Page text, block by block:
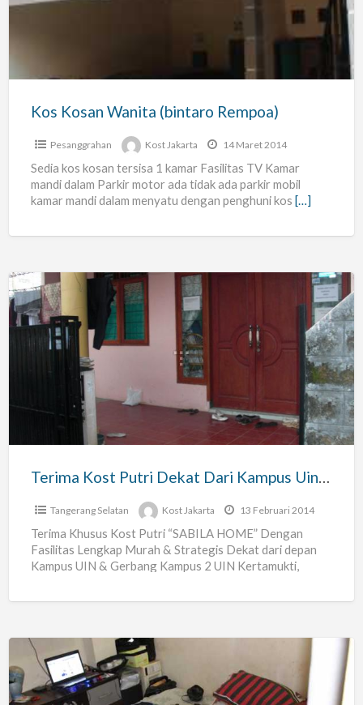
(bintaro
Kos Kosan Wanita (bintaro Rempoa)
Pesanggrahan Kost Jakarta 14 Maret 2014
Sedia kos kosan tersisa 1 kamar Fasilitas TV Kamar
mandi dalam Parkir motor ada tidak ada parkir mobil
kamar mandi dalam menyatu dengan penghuni kos […]
Terima
Kost
Uin
Terima Kost Putri Dekat Dari Kampus Uin Ciputat –
Tangerang Selatan Kost Jakarta 13 Februari 2014
Terima Khusus Kost Putri “SABILA HOME” Dengan
Fasilitas Lengkap Murah & Strategis Dekat dari depan
Kampus UIN & Gerbang Kampus 2 UIN Kertamukti,
Kos
Kosan